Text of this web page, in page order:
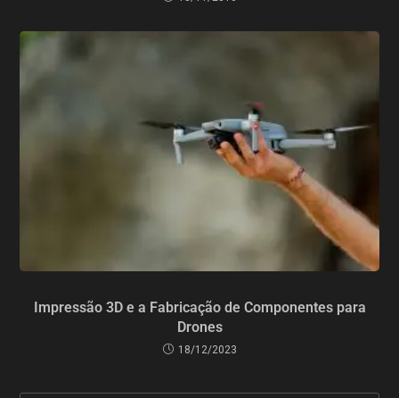
Impressão 3D e a Fabricação de Componentes para
Drones
18/12/2023